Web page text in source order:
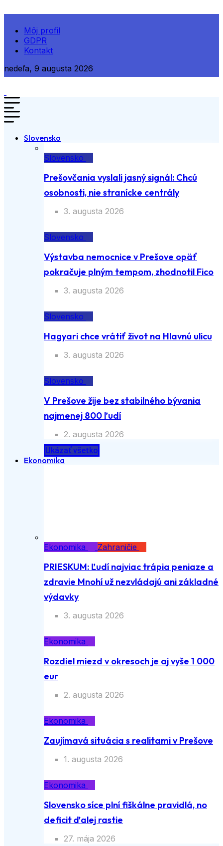
Môj profil
GDPR
Kontakt
nedeľa, 9 augusta 2026
Slovensko
Slovensko
Prešovčania vyslali jasný signál: Chcú
osobnosti, nie stranícke centrály
3. augusta 2026
Slovensko
Výstavba nemocnice v Prešove opäť
pokračuje plným tempom, zhodnotil Fico
3. augusta 2026
Slovensko
Hagyari chce vrátiť život na Hlavnú ulicu
3. augusta 2026
Slovensko
V Prešove žije bez stabilného bývania
najmenej 800 ľudí
2. augusta 2026
Ukázať všetko
Ekonomika
Ekonomika Zahraničie
PRIESKUM: Ľudí najviac trápia peniaze a
zdravie Mnohí už nezvládajú ani základné
výdavky
3. augusta 2026
Ekonomika
Rozdiel miezd v okresoch je aj vyše 1 000
eur
2. augusta 2026
Ekonomika
Zaujímavá situácia s realitami v Prešove
1. augusta 2026
Ekonomika
Slovensko síce plní fiškálne pravidlá, no
deficit ďalej rastie
27. mája 2026